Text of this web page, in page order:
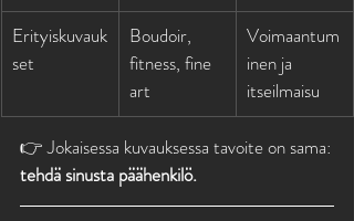
Erityiskuvauk
set
Boudoir,
fitness, fine
art
Voimaantum
inen ja
itseilmaisu
👉 Jokaisessa kuvauksessa tavoite on sama:
tehdä sinusta päähenkilö.